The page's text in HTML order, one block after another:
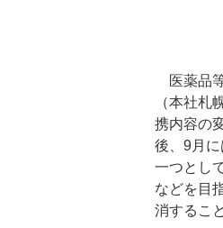
医薬品
（本社札
携内容の
後、9月
一つとし
などを目
消するこ